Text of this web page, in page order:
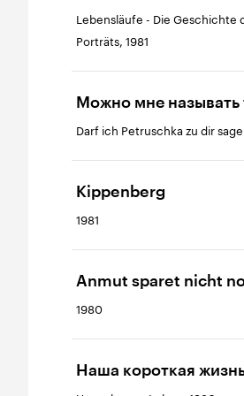
Lebensläufe - Die Geschichte
Porträts, 1981
Можно мне называть
Darf ich Petruschka zu dir
Kippenberg
1981
Anmut sparet nicht
1980
Наша короткая